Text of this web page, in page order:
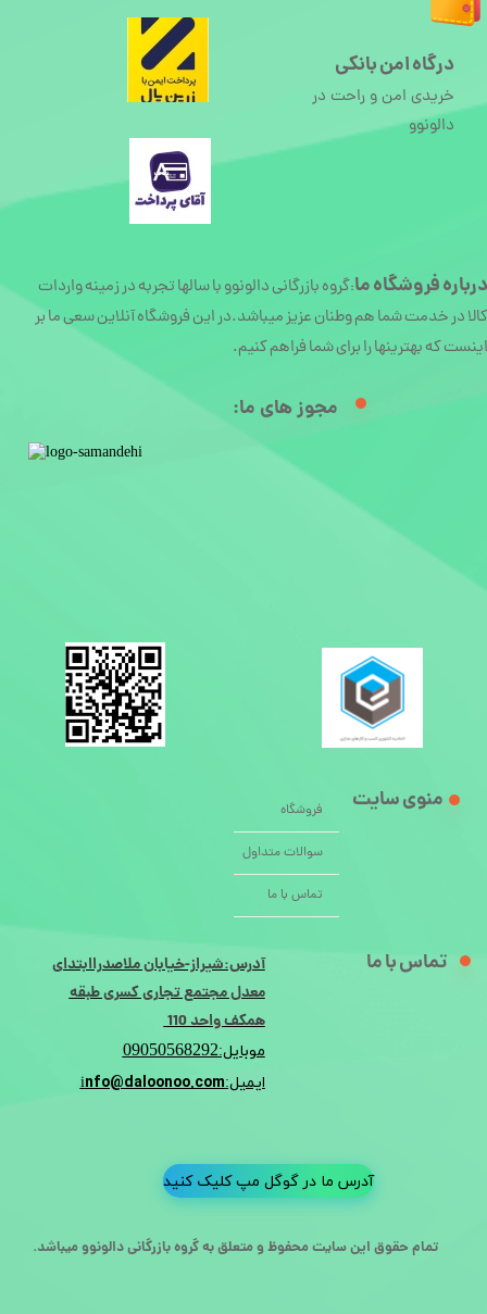
تمام حقوق این سایت محفوظ و متعلق به گروه بازرگانی دالونوو میباشد.
دربارهفروشگاه ما:گروه بازرگانی دالونوو با سالها تجربه در زمینه واردات
کالا در خدمت شما هم وطنان عزیز میباشد.در این فروشگاه آنلاین سعی ما بر
اینست که بهترینها را برای شما فراهم کنیم.
فروشگاه
سوالات متداول
تماس با ما
منوی سایت
تماس با ما
آدرس:شیراز-خیابان ملاصدراابتدای
معدل مجتمع تجاری کسری طبقه
همکف واحد 110
موبایل:09050568292
ایمیل:info@daloonoo.com
درگاه امن بانکی
خریدی امن و راحت در
دالونوو
مجوز های ما:​
آدرس ما در گوگل مپ کلیک کنید